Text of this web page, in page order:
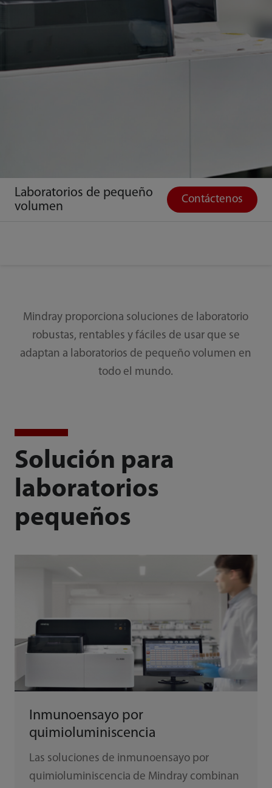
Laboratorios de pequeño
volumen
Contáctenos
Mindray proporciona soluciones de laboratorio
robustas, rentables y fáciles de usar que se
adaptan a laboratorios de pequeño volumen en
todo el mundo.
Solución para
laboratorios
pequeños
Inmunoensayo por
quimioluminiscencia
Las soluciones de inmunoensayo por
quimioluminiscencia de Mindray combinan